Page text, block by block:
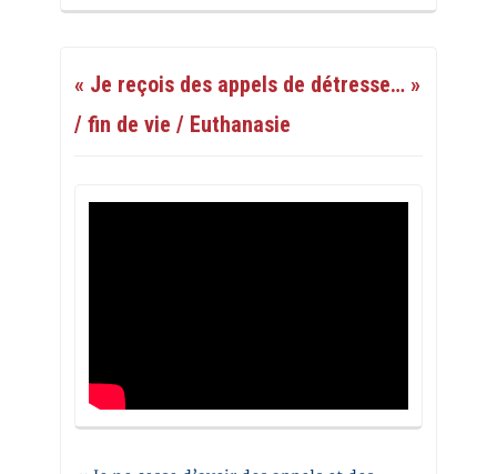
« Je reçois des appels de détresse… »
/ fin de vie / Euthanasie